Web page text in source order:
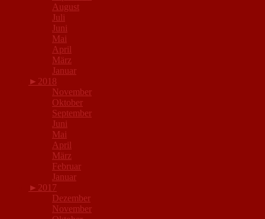
August
Juli
Juni
Mai
April
März
Januar
► 2018
November
Oktober
September
Juni
Mai
April
März
Februar
Januar
► 2017
Dezember
November